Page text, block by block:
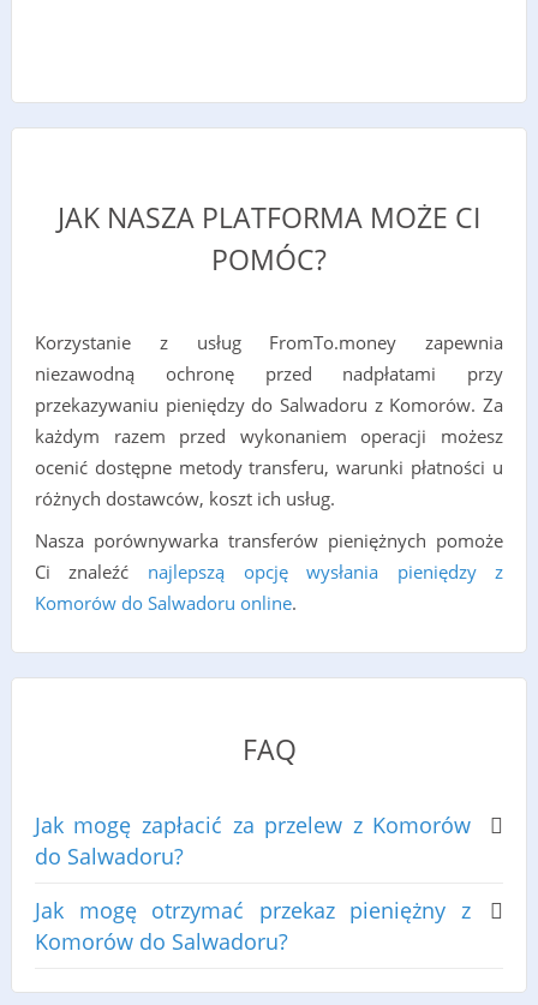
JAK NASZA PLATFORMA MOŻE CI
POMÓC?
Korzystanie z usług FromTo.money zapewnia
niezawodną ochronę przed nadpłatami przy
przekazywaniu pieniędzy do Salwadoru z Komorów. Za
każdym razem przed wykonaniem operacji możesz
ocenić dostępne metody transferu, warunki płatności u
różnych dostawców, koszt ich usług.
Nasza porównywarka transferów pieniężnych pomoże
Ci znaleźć najlepszą opcję wysłania pieniędzy z
Komorów do Salwadoru online.
FAQ
Jak mogę zapłacić za przelew z Komorów
do Salwadoru?
Jak mogę otrzymać przekaz pieniężny z
Komorów do Salwadoru?